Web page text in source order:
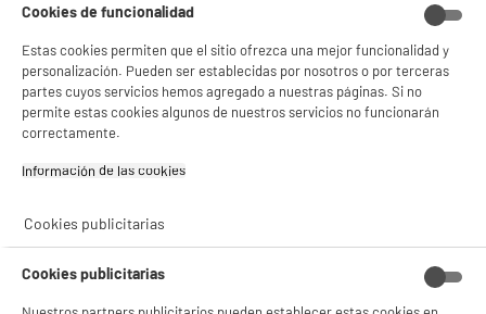
Cookies de funcionalidad
Estas cookies permiten que el sitio ofrezca una mejor funcionalidad y
personalización. Pueden ser establecidas por nosotros o por terceras
partes cuyos servicios hemos agregado a nuestras páginas. Si no
permite estas cookies algunos de nuestros servicios no funcionarán
correctamente.
Información de las cookies‎
Cookies publicitarias
Cookies publicitarias